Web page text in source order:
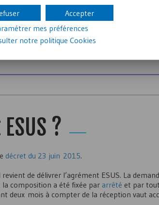
pour clarifier certaines conditions du
ESUS ?
décret du 23 juin 2015.
de délivrer l’agrément ESUS. La
la composition a été fixée par arrêté et par
deux mois à compter de la réception vaut
Accepter
mes préférences
notre politique Cookies